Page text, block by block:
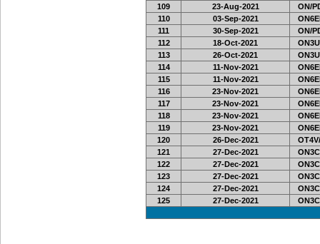
109
23-Aug-2021
ON/
110
03-Sep-2021
111
30-Sep-2021
ON/
112
18-Oct-2021
113
26-Oct-2021
114
11-Nov-2021
115
11-Nov-2021
116
23-Nov-2021
117
23-Nov-2021
118
23-Nov-2021
119
23-Nov-2021
120
26-Dec-2021
121
27-Dec-2021
122
27-Dec-2021
123
27-Dec-2021
124
27-Dec-2021
125
27-Dec-2021